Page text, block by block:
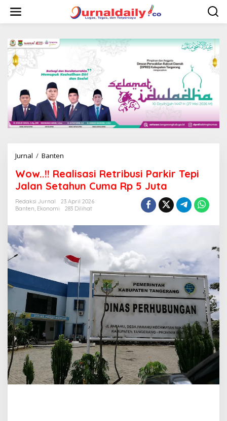
w
Jurnal / Banten
w
.
.
!
!
e
i
s
s
R
e
t
r
i
b
u
s
i
P
Wow..!! Realisasi Retribusi Parkir Tepi
Jalan Setahun Cuma Rp 5 Juta
Redaksi Jurnal
23 April 2026
Banten Ekonomi 283 Dilihat